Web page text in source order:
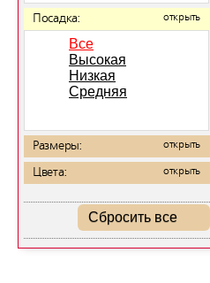
Посадка: открыть
Все
Высокая
Низкая
Средняя
Размеры: открыть
Цвета: открыть
Сбросить все